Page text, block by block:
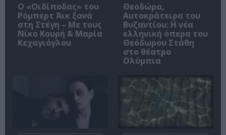
O «Οιδίποδας» του
Ρόμπερτ Άικ ξανά
στη Στέγη – Με τους
Νίκο Κουρή & Μαρία
Κεχαγιόγλου
Θεοδώρα,
Αυτοκράτειρα του
Βυζαντίου: Η νέα
ελληνική όπερα του
Θεόδωρου Στάθη
στο θέατρο
Ολύμπια